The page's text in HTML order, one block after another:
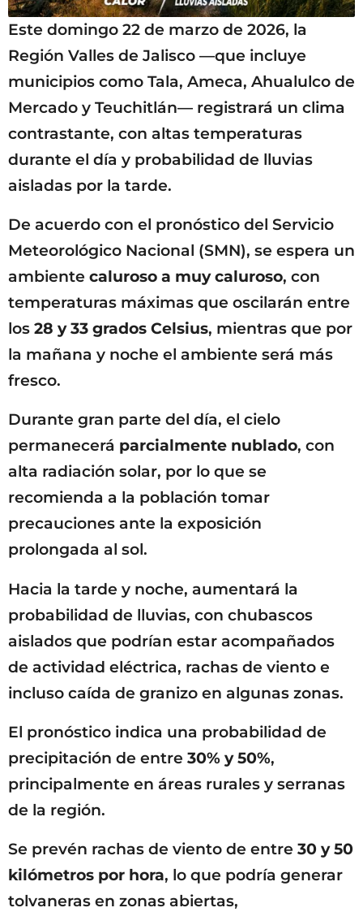
Este domingo 22 de marzo de 2026, la
Región Valles de Jalisco —que incluye
municipios como Tala, Ameca, Ahualulco de
Mercado y Teuchitlán— registrará un clima
contrastante, con altas temperaturas
durante el día y probabilidad de lluvias
aisladas por la tarde.
De acuerdo con el pronóstico del Servicio
Meteorológico Nacional (SMN), se espera un
ambiente caluroso a muy caluroso, con
temperaturas máximas que oscilarán entre
los 28 y 33 grados Celsius, mientras que por
la mañana y noche el ambiente será más
fresco.
Durante gran parte del día, el cielo
permanecerá parcialmente nublado, con
alta radiación solar, por lo que se
recomienda a la población tomar
precauciones ante la exposición
prolongada al sol.
Hacia la tarde y noche, aumentará la
probabilidad de lluvias, con chubascos
aislados que podrían estar acompañados
de actividad eléctrica, rachas de viento e
incluso caída de granizo en algunas zonas.
El pronóstico indica una probabilidad de
precipitación de entre 30% y 50%,
principalmente en áreas rurales y serranas
de la región.
Se prevén rachas de viento de entre 30 y 50
kilómetros por hora, lo que podría generar
tolvaneras en zonas abiertas,